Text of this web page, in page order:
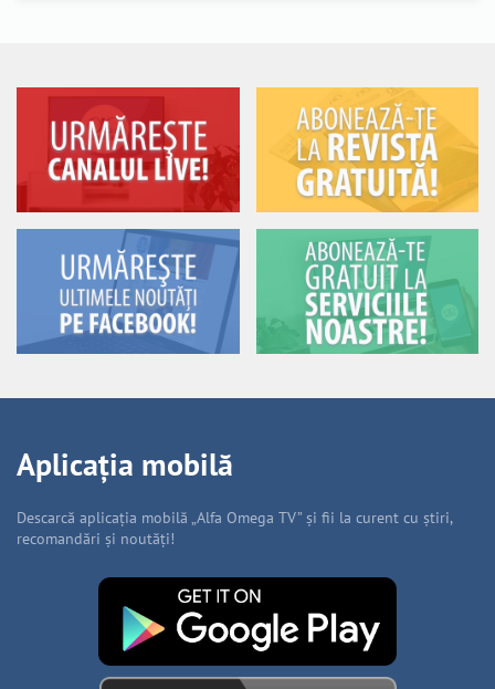
Aplicația mobilă
Descarcă aplicația mobilă „Alfa Omega TV” și fii la curent cu știri,
recomandări și noutăți!